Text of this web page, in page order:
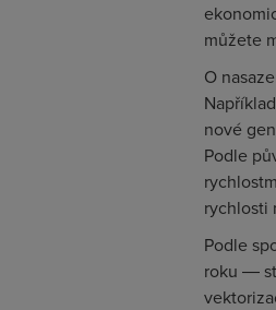
můžete
O
nové
Podle
rychlosti
Podle
roku ―